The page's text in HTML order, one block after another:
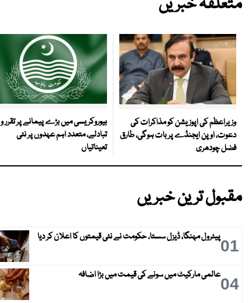
وزیراعظم کی اپوزیشن کو مذاکرات کی
دعوت، اوپن ایجنڈے پر بات ہوگی، طارق
فضل چودھری
بیوروکریسی میں بڑے پیمانے پر تقرر و
تبادلے، متعدد اہم عہدوں پر نئی
تعیناتیاں
مقبول ترین خبریں
01پیٹرول مہنگا، ڈیزل سستا، حکومت نے نئی قیمتوں کا اعلان کر دیا
04عالمی مارکیٹ میں سونے کی قیمت میں بڑا اضافہ